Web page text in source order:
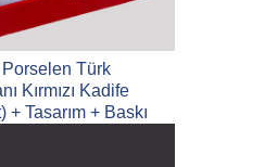
Türk
Kırmızı Kadife
+ Tasarım + Baskı